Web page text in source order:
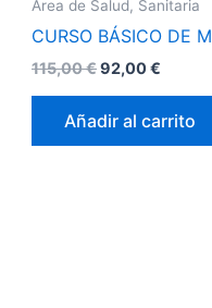
Área de Salud, Sanitaria
CURSO BÁSICO DE
115,00€92,00€
Añadir al carrito